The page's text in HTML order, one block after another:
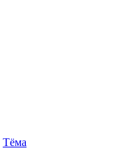
Тёма